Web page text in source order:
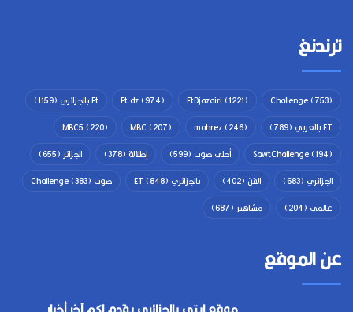
ترندنغ
Challenge(753)
EtDjazairi (1221)
Et dz(974) Et بالجزائري
(1159)
ET بالعربي
(789)
mahrez(246)
MBC(207)
MBC5 (220)
SawtChallenge(194) أحلى صوت (599) إطلالة (378) الجزائر (655)
الجزائري (683) الفن (402) بالجزائري ET (848) صوت Challenge (383)
عالمي (204) مشاهير (687)
عن الموقع